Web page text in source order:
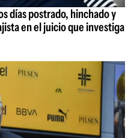
días postrado, hinchado y
en el juicio que investiga